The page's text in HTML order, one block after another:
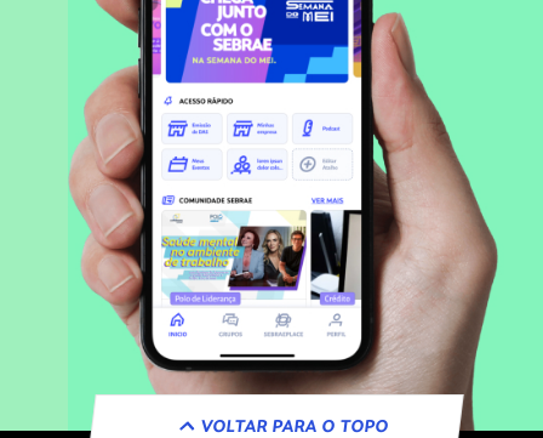
VOLTAR PARA O TOPO